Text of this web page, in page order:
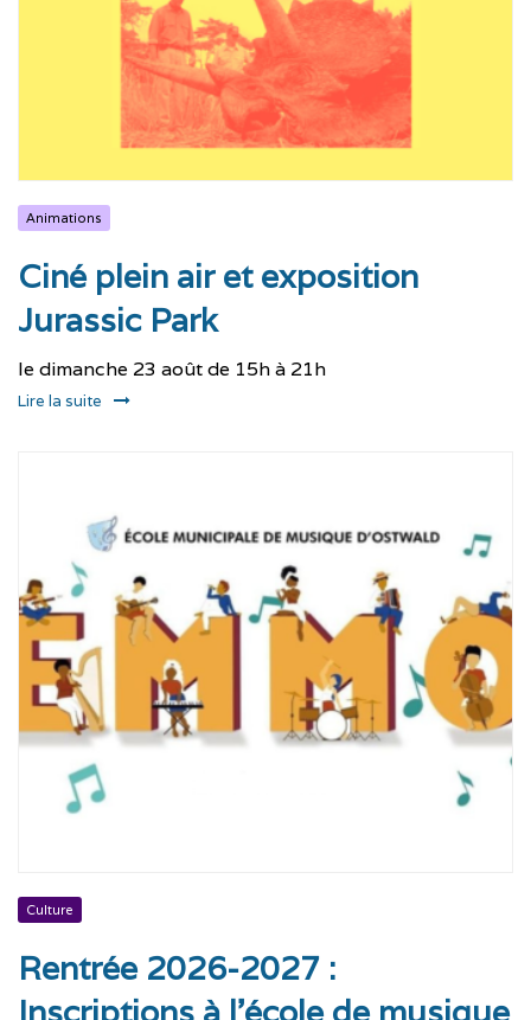
Animations
Ciné plein air et exposition
Jurassic Park
le dimanche 23 août de 15h à 21h
Lire la suite
Culture
Rentrée 2026-2027 :